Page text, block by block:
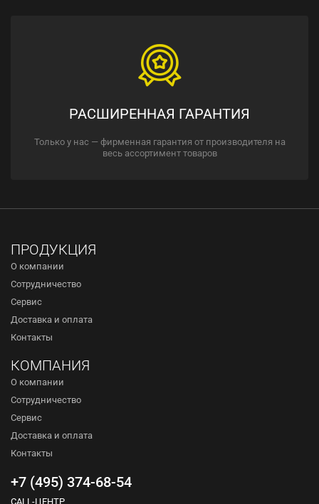
РАСШИРЕННАЯ ГАРАНТИЯ
Только у нас — фирменная гарантия от производителя на
весь ассортимент товаров
ПРОДУКЦИЯ
О компании
Сотрудничество
Сервис
Доставка и оплата
Контакты
КОМПАНИЯ
О компании
Сотрудничество
Сервис
Доставка и оплата
Контакты
+7 (495) 374-68-54
CALL-ЦЕНТР